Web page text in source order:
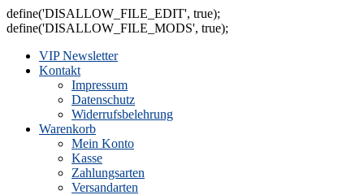
define('DISALLOW_FILE_EDIT', true);
define('DISALLOW_FILE_MODS', true);
VIP Newsletter
Kontakt
Impressum
Datenschutz
Widerrufsbelehrung
Warenkorb
Mein Konto
Kasse
Zahlungsarten
Versandarten